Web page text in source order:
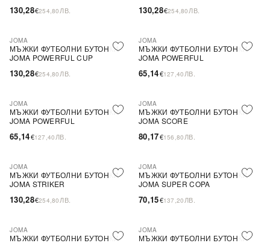
130,28€254,80 ЛВ. 130,28€254,80 ЛВ.
JOMA
МЪЖКИ ФУТБОЛНИ БУТОНКИ
JOMA POWERFUL CUP
130,28€254,80 ЛВ.
JOMA
МЪЖКИ ФУТБОЛНИ БУТОНКИ
JOMA POWERFUL
65,14€127,40 ЛВ.
JOMA
МЪЖКИ ФУТБОЛНИ БУТОНКИ
JOMA POWERFUL
65,14€127,40 ЛВ.
JOMA
МЪЖКИ ФУТБОЛНИ БУТОНКИ
JOMA SCORE
80,17€156,80 ЛВ.
JOMA
МЪЖКИ ФУТБОЛНИ БУТОНКИ
JOMA STRIKER
130,28€254,80 ЛВ.
JOMA
МЪЖКИ ФУТБОЛНИ БУТОНКИ
JOMA SUPER COPA
70,15€137,20 ЛВ.
JOMA
МЪЖКИ ФУТБОЛНИ БУТОНКИ
JOMA
МЪЖКИ ФУТБОЛНИ БУТОНКИ